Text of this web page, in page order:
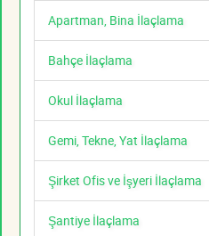
Apartman, Bina İlaçlama
Bahçe İlaçlama
Okul İlaçlama
Gemi, Tekne, Yat İlaçlama
Şirket Ofis ve İşyeri İlaçlama
Şantiye İlaçlama